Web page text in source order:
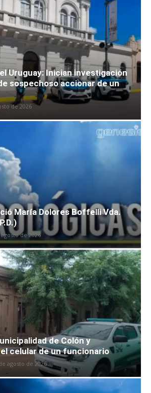
Uruguay: Inician investigación
sospechoso accionar de un
de 2026
María Dolores Boffelli Vda.
de 2026
de Colón y
celular de un funcionario
agosto de 2026